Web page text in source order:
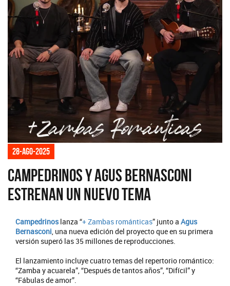
28-ago-2025
Campedrinos y Agus Bernasconi
estrenan un nuevo tema
Campedrinoslanza “+ Zambas románticas” junto a Agus
Bernasconi, una nueva edición del proyecto que en su primera
versión superó las 35 millones de reproducciones.
El lanzamiento incluye cuatro temas del repertorio romántico:
“Zamba y acuarela”, “Después de tantos años”, “Difícil” y
“Fábulas de amor”.